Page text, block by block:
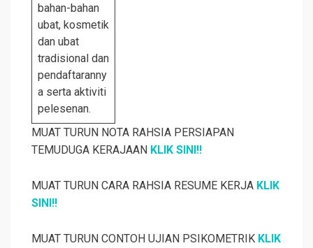
bahan-bahan
ubat, kosmetik
dan ubat
tradisional dan
pendaftaranny
a serta aktiviti
pelesenan.
MUAT TURUN NOTA RAHSIA PERSIAPAN
TEMUDUGA KERAJAAN KLIK SINI!!
MUAT TURUN CARA RAHSIA RESUME KERJA KLIK
SINI!!
MUAT TURUN CONTOH UJIAN PSIKOMETRIK KLIK